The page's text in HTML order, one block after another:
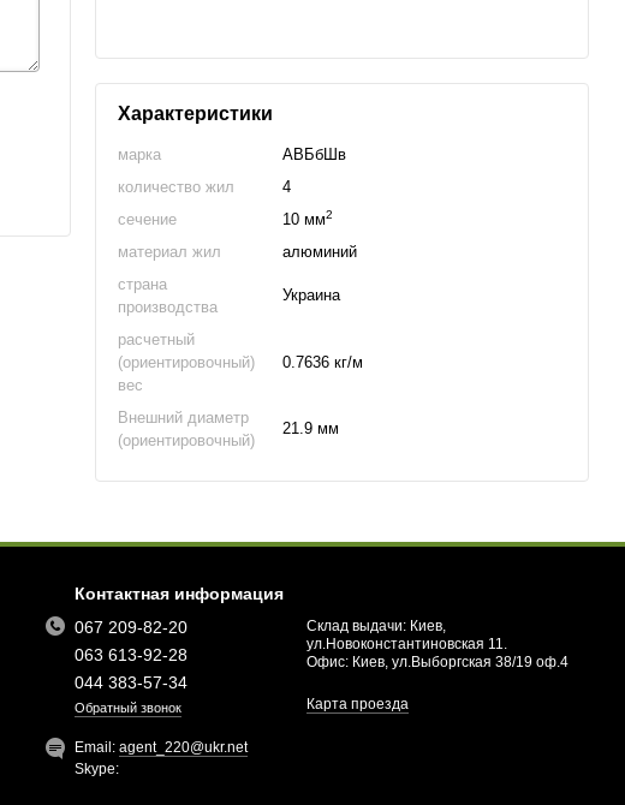
Характеристики
марка
АВБбШв
количество жил
4
сечение
10 мм2
материал жил
алюминий
страна
производства
Украина
расчетный
(ориентировочный)
вес
0.7636 кг/м
Внешний диаметр
(ориентировочный)
21.9 мм
Контактная информация
067 209-82-20
063 613-92-28
044 383-57-34
Обратный звонок
Склад выдачи: Киев,
ул.Новоконстантиновская 11.
Офис: Киев, ул.Выборгская 38/19 оф.4
Карта проезда
Email:agent_220@ukr.net
Skype: